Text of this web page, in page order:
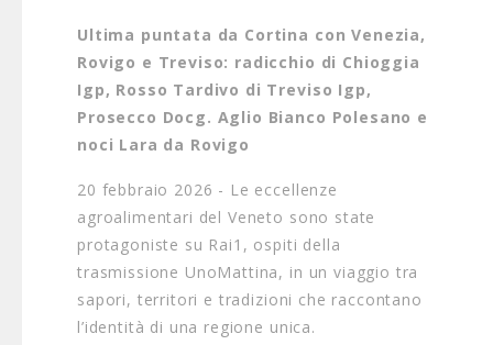
Ultima puntata da Cortina con Venezia,
Rovigo e Treviso: radicchio di Chioggia
Igp, Rosso Tardivo di Treviso Igp,
Prosecco Docg. Aglio Bianco Polesano e
noci Lara da Rovigo
20 febbraio 2026 - Le eccellenze
agroalimentari del Veneto sono state
protagoniste su Rai1, ospiti della
trasmissione UnoMattina, in un viaggio tra
sapori, territori e tradizioni che raccontano
l’identità di una regione unica.